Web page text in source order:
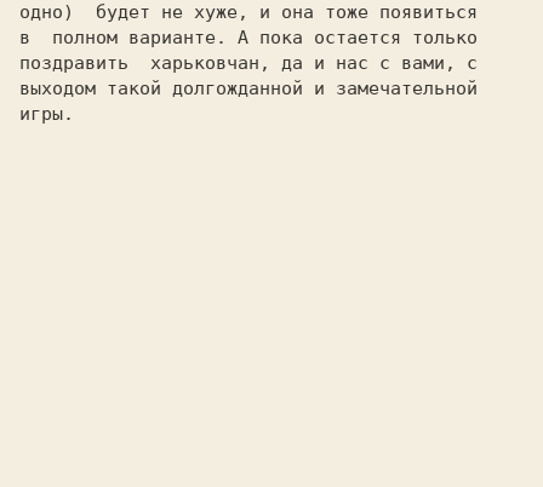
одно)  будет не хуже, и она тоже появиться
в  полном варианте. А пока остается только
поздравить  харьковчан, да и нас с вами, с
выходом такой долгожданной и замечательной
игры.